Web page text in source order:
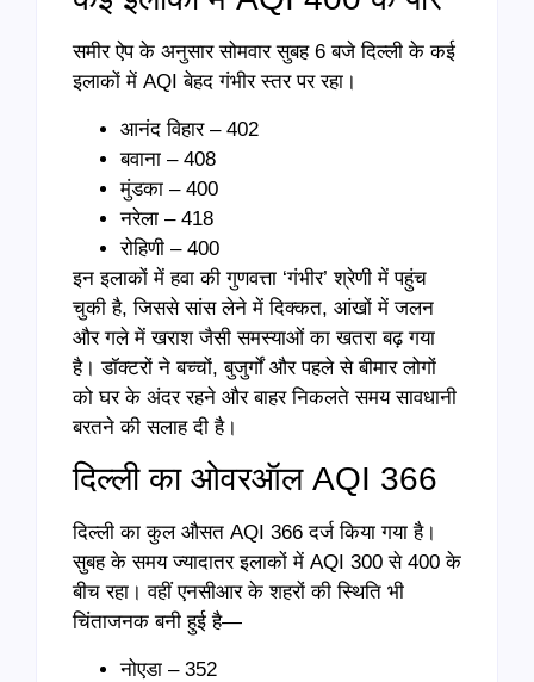
समीर ऐप के अनुसार सोमवार सुबह 6 बजे दिल्ली के कई
इलाकों में AQI बेहद गंभीर स्तर पर रहा।
आनंद विहार – 402
बवाना – 408
मुंडका – 400
नरेला – 418
रोहिणी – 400
इन इलाकों में हवा की गुणवत्ता ‘गंभीर’ श्रेणी में पहुंच
चुकी है, जिससे सांस लेने में दिक्कत, आंखों में जलन
और गले में खराश जैसी समस्याओं का खतरा बढ़ गया
है। डॉक्टरों ने बच्चों, बुजुर्गों और पहले से बीमार लोगों
को घर के अंदर रहने और बाहर निकलते समय सावधानी
बरतने की सलाह दी है।
दिल्ली का ओवरऑल AQI 366
दिल्ली का कुल औसत AQI 366 दर्ज किया गया है।
सुबह के समय ज्यादातर इलाकों में AQI 300 से 400 के
बीच रहा। वहीं एनसीआर के शहरों की स्थिति भी
चिंताजनक बनी हुई है—
नोएडा – 352